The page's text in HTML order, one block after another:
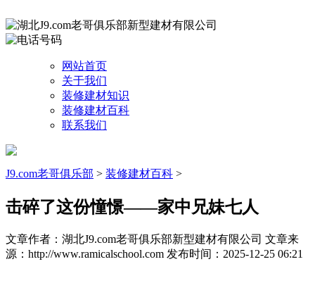
网站首页
关于我们
装修建材知识
装修建材百科
联系我们
J9.com老哥俱乐部 > 装修建材百科 >
击碎了这份憧憬——家中兄妹七人
文章作者：湖北J9.com老哥俱乐部新型建材有限公司 文章来
源：http://www.ramicalschool.com 发布时间：2025-12-25 06:21